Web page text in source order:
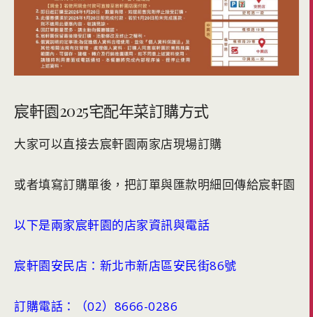
宸軒園2025宅配年菜訂購方式
大家可以直接去宸軒園兩家店現場訂購
或者填寫訂購單後，把訂單與匯款明細回傳給宸軒園
以下是兩家宸軒園的店家資訊與電話
宸軒園安民店：新北市新店區安民街86號
訂購電話：（02）8666-0286